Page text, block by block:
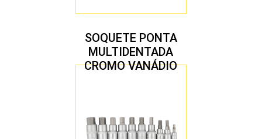
SOQUETE PONTA
MULTIDENTADA
CROMO VANÁDIO